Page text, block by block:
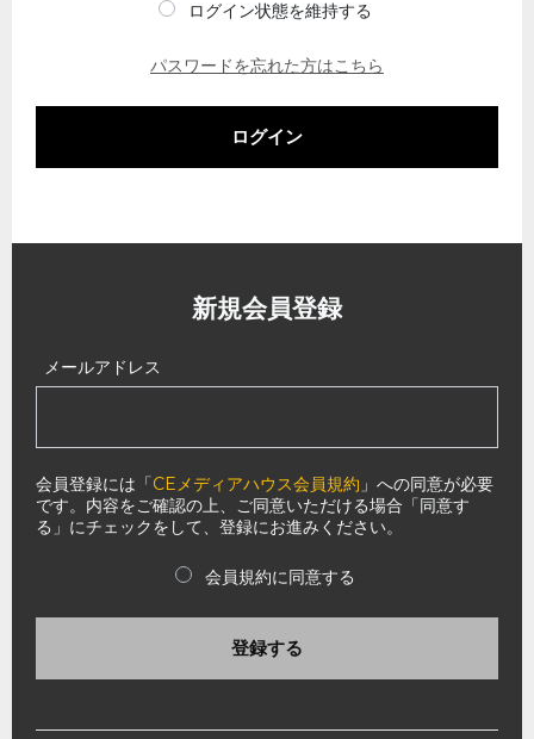
ログイン状態を維持する
パスワードを忘れた方はこちら
ログイン
新規会員登録
メールアドレス
会員登録には「CEメディアハウス会員規約 」への同意が必要
です。内容をご確認の上、ご同意いただける場合「同意す
る」にチェックをして、登録にお進みください。
会員規約に同意する
登録する